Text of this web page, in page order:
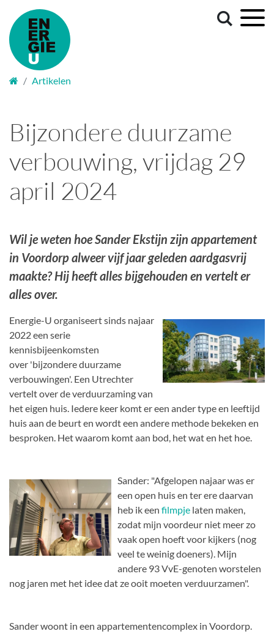
Welkom
Artikelen
Bijzondere duurzame
verbouwing, vrijdag 29
april 2024
Wil je weten hoe Sander Ekstijn zijn appartement
in Voordorp alweer vijf jaar geleden aardgasvrij
maakte? Hij heeft alles bijgehouden en vertelt er
alles over.
Energie-U organiseert sinds najaar
2022 een serie
kennisbijeenkomsten
over 'bijzondere duurzame
verbouwingen'. Een Utrechter
vertelt over de verduurzaming van
het eigen huis. Iedere keer komt er een ander type en leeftijd
huis aan de beurt en wordt een andere methode bekeken en
besproken. Het waarom komt aan bod, het wat en het hoe.
Sander: "Afgelopen najaar was er
een open huis en ter ere daarvan
heb ik eenfilmpje laten maken,
zodat mijn voordeur niet meer zo
vaak open hoeft voor kijkers (nog
veel te weinig doeners). Mijn
andere 93 VvE-genoten worstelen
nog jaren met het idee dat ze ooit moeten verduurzamen".
Sander woont in een appartementencomplex in Voordorp.